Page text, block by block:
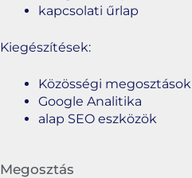
kapcsolati űrlap
Kiegészítések:
Közösségi megosztások
Google Analitika
alap SEO eszközök
Megosztás